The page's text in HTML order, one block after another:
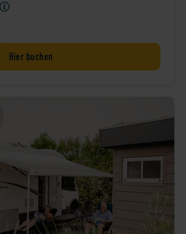
Hier buchen